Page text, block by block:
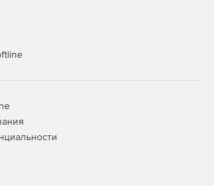
базовых возможностей для продукта
разрушения.
выносливости.
трубопроводов.